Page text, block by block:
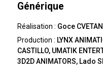
Générique
Réalisation : Goce
Production : LYNX
CASTILLO, UMATIK
3D2D ANIMATORS, Lado